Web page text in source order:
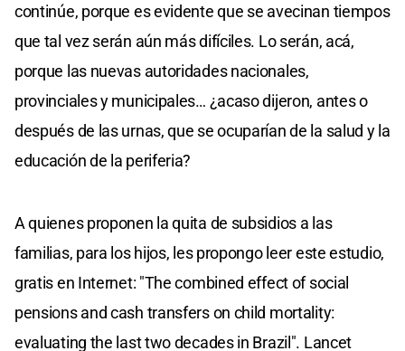
continúe, porque es evidente que se avecinan tiempos
que tal vez serán aún más difíciles. Lo serán, acá,
porque las nuevas autoridades nacionales,
provinciales y municipales… ¿acaso dijeron, antes o
después de las urnas, que se ocuparían de la salud y la
educación de la periferia?
A quienes proponen la quita de subsidios a las
familias, para los hijos, les propongo leer este estudio,
gratis en Internet: "The combined effect of social
pensions and cash transfers on child mortality:
evaluating the last two decades in Brazil". Lancet